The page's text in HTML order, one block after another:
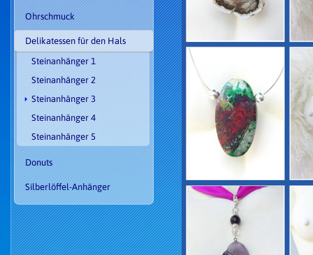
Ohrschmuck
Delikatessen für den Hals
Steinanhänger 1
Steinanhänger 2
Steinanhänger 3
Steinanhänger 4
Steinanhänger 5
Donuts
Silberlöffel-Anhänger